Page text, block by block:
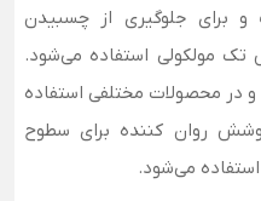
برای جلوگیری از چسبیدن
تک مولکولی استفاده می‌شود.
در محصولات مختلفی استفاده
روان کننده برای سطوح
می‌شود.